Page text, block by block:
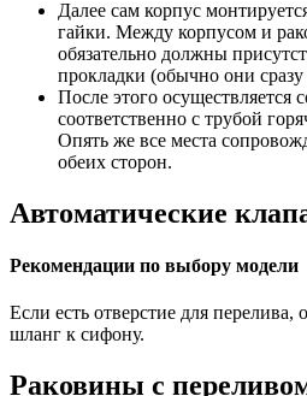
Далее сам корпус
гайки. Между корпусом и
обязательно должны
прокладки (обычно они
После этого осуществляется
соответственно с трубой
Опять же все места
обеих сторон.
Автоматические
Рекомендации по выбору модели
Если есть отверстие для перелива,
шланг к сифону.
Раковины с